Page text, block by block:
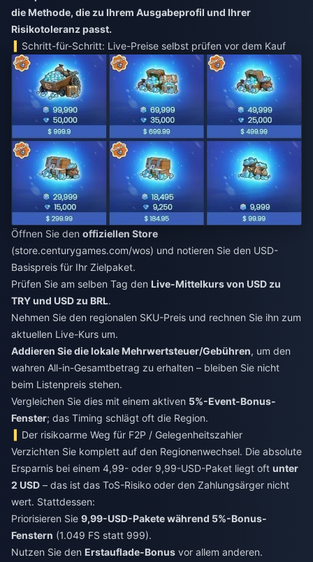
die Methode, die zu Ihrem Ausgabeprofil und Ihrer
Risikotoleranz passt.
Schritt-für-Schritt: Live-Preise selbst prüfen vor dem Kauf
Öffnen Sie den offiziellen Store
(store.centurygames.com/wos) und notieren Sie den USD-
Basispreis für Ihr Zielpaket.
Prüfen Sie am selben Tag den Live-Mittelkurs von USD zu
TRY und USD zu BRL.
Nehmen Sie den regionalen SKU-Preis und rechnen Sie ihn zum
aktuellen Live-Kurs um.
Addieren Sie die lokale Mehrwertsteuer/Gebühren, um den
wahren All-in-Gesamtbetrag zu erhalten – bleiben Sie nicht
beim Listenpreis stehen.
Vergleichen Sie dies mit einem aktiven 5%-Event-Bonus-
Fenster; das Timing schlägt oft die Region.
Der risikoarme Weg für F2P / Gelegenheitszahler
Verzichten Sie komplett auf den Regionenwechsel. Die absolute
Ersparnis bei einem 4,99- oder 9,99-USD-Paket liegt oft unter
2 USD – das ist das ToS-Risiko oder den Zahlungsärger nicht
wert. Stattdessen:
Priorisieren Sie 9,99-USD-Pakete während 5%-Bonus-
Fenstern (1.049 FS statt 999).
Nutzen Sie den Erstauflade-Bonus vor allem anderen.